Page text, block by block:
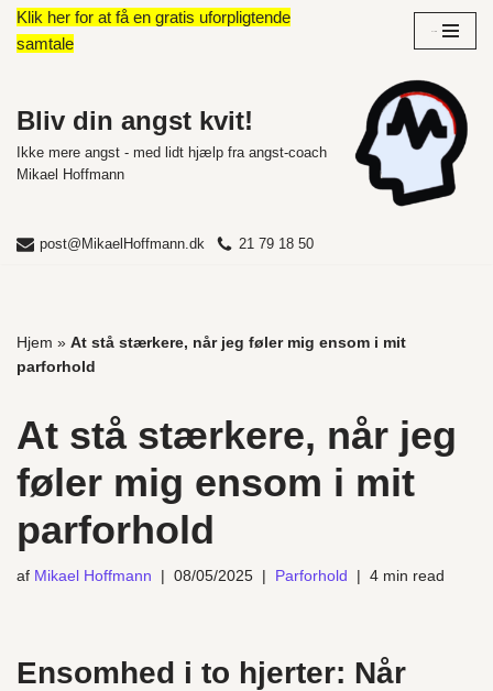
Spring
indhold
Klik her for at få en gratis uforpligtende
samtale
Bliv din angst kvit!
Ikke mere angst - med lidt hjælp fra angst-coach
Mikael Hoffmann
post@MikaelHoffmann.dk 21 79 18 50
Hjem » At stå stærkere, når jeg føler mig ensom i mit
parforhold
At stå stærkere, når jeg
føler mig ensom i mit
parforhold
af Mikael Hoffmann 08/05/2025 Parforhold 4 min read
Ensomhed i to hjerter: Når